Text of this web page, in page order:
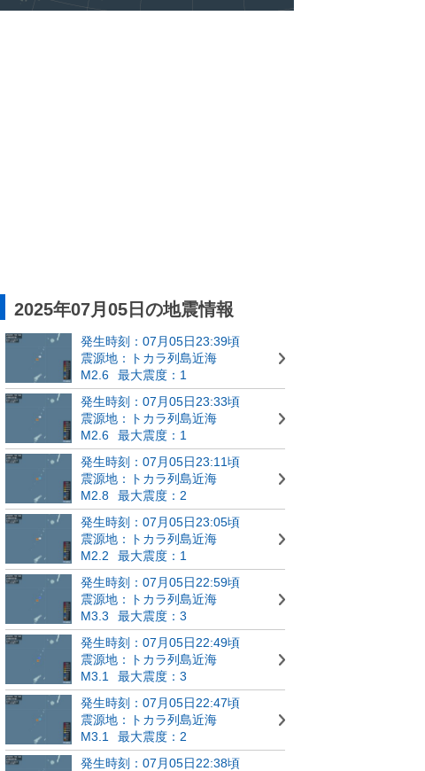
2025年07月05日の地震情報
発生時刻：07月05日23:39頃
震源地：トカラ列島近海
M2.6
最大震度：1
発生時刻：07月05日23:33頃
震源地：トカラ列島近海
M2.6
最大震度：1
発生時刻：07月05日23:11頃
震源地：トカラ列島近海
M2.8
最大震度：2
発生時刻：07月05日23:05頃
震源地：トカラ列島近海
M2.2
最大震度：1
発生時刻：07月05日22:59頃
震源地：トカラ列島近海
M3.3
最大震度：3
発生時刻：07月05日22:49頃
震源地：トカラ列島近海
M3.1
最大震度：3
発生時刻：07月05日22:47頃
震源地：トカラ列島近海
M3.1
最大震度：2
発生時刻：07月05日22:38頃